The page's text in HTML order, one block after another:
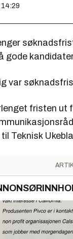
14:29
gode
var
fristen ut
Teknisk